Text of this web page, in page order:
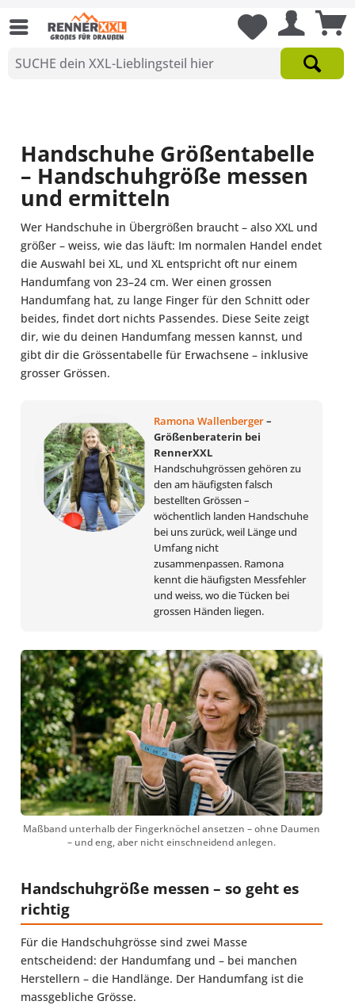
Handschuhe Größentabelle
– Handschuhgröße messen
und ermitteln
Wer Handschuhe in Übergrößen braucht – also XXL und
größer – weiss, wie das läuft: Im normalen Handel endet
die Auswahl bei XL, und XL entspricht oft nur einem
Handumfang von 23–24 cm. Wer einen grossen
Handumfang hat, zu lange Finger für den Schnitt oder
beides, findet dort nichts Passendes. Diese Seite zeigt
dir, wie du deinen Handumfang messen kannst, und
gibt dir die Grössentabelle für Erwachsene – inklusive
grosser Grössen.
Ramona Wallenberger–
Größenberaterin bei
RennerXXL
Handschuhgrössen gehören zu
den am häufigsten falsch
bestellten Grössen –
wöchentlich landen Handschuhe
bei uns zurück, weil Länge und
Umfang nicht
zusammenpassen. Ramona
kennt die häufigsten Messfehler
und weiss, wo die Tücken bei
grossen Händen liegen.
Maßband unterhalb der Fingerknöchel ansetzen – ohne Daumen
– und eng, aber nicht einschneidend anlegen.
Handschuhgröße messen – so geht es
richtig
Für die Handschuhgrösse sind zwei Masse
entscheidend: der Handumfang und – bei manchen
Herstellern – die Handlänge. Der Handumfang ist die
massgebliche Grösse.